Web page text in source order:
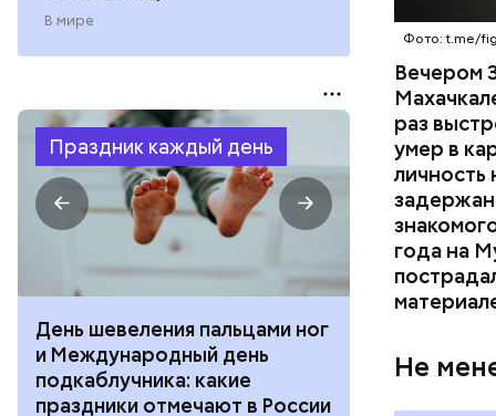
В мире
Праздник каждый день
День шевеления пальцами ног
и Международный день
подкаблучника: какие
праздники отмечают в России
горизонта и
курсанта:
отмечают в
Фото: t.me/
Вечером
раз
умер в
года на
Не